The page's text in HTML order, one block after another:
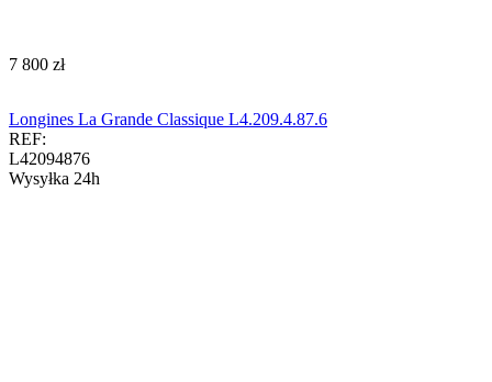
‍7 800‍ zł
Longines La Grande Classique L4.209.4.87.6
REF:
L42094876
Wysyłka 24h